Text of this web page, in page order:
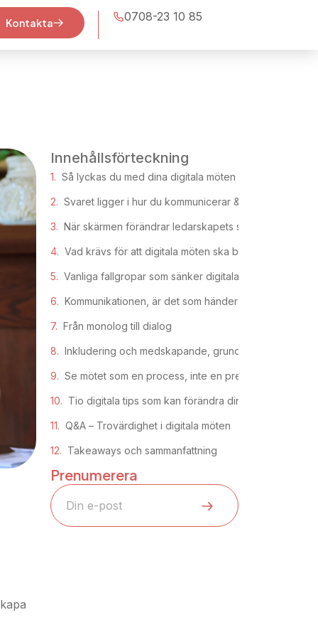
Kontakta 0708-23 10 85
Innehållsförteckning
Så lyckas du med dina digitala möten
Svaret ligger i hur du kommunicerar & varför
När skärmen förändrar ledarskapets spelplan
Vad krävs för att digitala möten ska bli riktigt bra?
Vanliga fallgropar som sänker digitala möten
Kommunikationen, är det som händer mellan dig och
Från monolog till dialog
Inkludering och medskapande, grunden för
Se mötet som en process, inte en presentation
Tio digitala tips som kan förändra din framgång i
Q&A – Trovärdighet i digitala möten
Takeaways och sammanfattning
Prenumerera